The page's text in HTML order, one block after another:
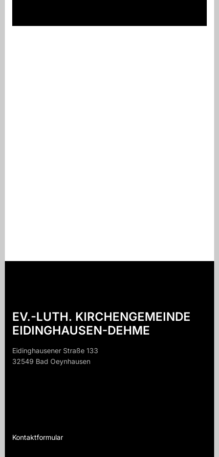
EV.-LUTH. KIRCHENGEMEINDE
EIDINGHAUSEN-DEHME
Eidinghausener Straße 133
32549 Bad Oeynhausen
Kontaktformular